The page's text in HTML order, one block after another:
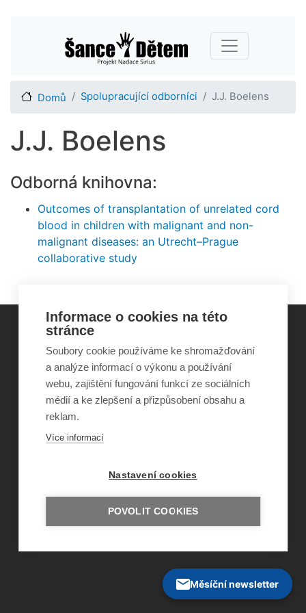
hlavnímu
obsahu
Main navigation
Domů Spolupracující odborníci J.J. Boelens
J.J. Boelens
Odborná knihovna:
Outcomes of transplantation of unrelated cord
blood in children with malignant and non-
malignant diseases: an Utrecht–Prague
collaborative study
©Obecně prospěšná společnost Sirius, o.p.s.
2011–2026
Šance Dětem
ISSN 1805-8876
Měsíční newsletter
Informace o cookies na této
stránce
Soubory cookie používáme ke shromažďování
a analýze informací o výkonu a používání
webu, zajištění fungování funkcí ze sociálních
médií a ke zlepšení a přizpůsobení obsahu a
reklam.
Více informací
Nastavení cookies
POVOLIT COOKIES